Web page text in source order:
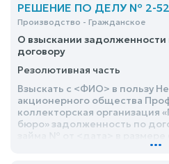
РЕШЕНИЕ ПО ДЕЛУ № 2-
Производство - Гражданское
О взыскании
договору
Резолютивная часть
Взыскать с <ФИО> в пользу
акционерного общества
коллекторская организация
бюро» задолженность по
них сумма задолженности по
...